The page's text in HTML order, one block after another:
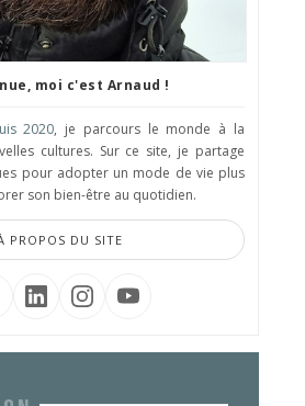
moi c'est Arnaud !
2020, je parcours le monde à la
cultures. Sur ce site, je partage
pour adopter un mode de vie plus
son bien-être au quotidien.
PROPOS DU SITE